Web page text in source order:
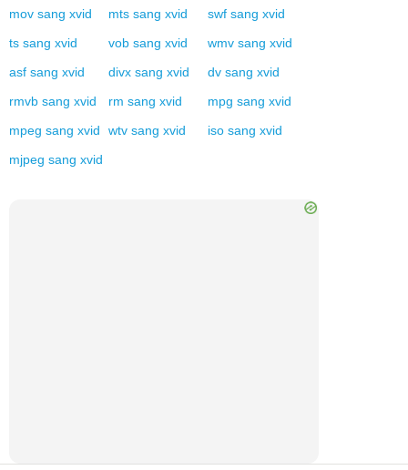
mov sang xvid mts sang xvid swf sang xvid
ts sang xvid vob sang xvid wmv sang xvid
asf sang xvid divx sang xvid dv sang xvid
rmvb sang xvid rm sang xvid mpg sang xvid
mpeg sang xvid wtv sang xvid iso sang xvid
mjpeg sang xvid